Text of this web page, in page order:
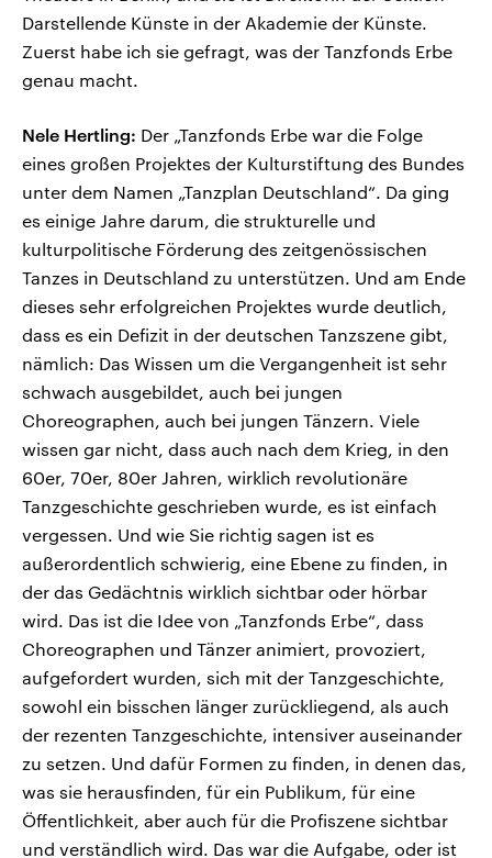
Darstellende Künste in der Akademie der Künste.
Zuerst habe ich sie gefragt, was der Tanzfonds Erbe
genau macht.
Nele Hertling: Der „Tanzfonds Erbe war die Folge
eines großen Projektes der Kulturstiftung des Bundes
unter dem Namen „Tanzplan Deutschland“. Da ging
es einige Jahre darum, die strukturelle und
kulturpolitische Förderung des zeitgenössischen
Tanzes in Deutschland zu unterstützen. Und am Ende
dieses sehr erfolgreichen Projektes wurde deutlich,
dass es ein Defizit in der deutschen Tanzszene gibt,
nämlich: Das Wissen um die Vergangenheit ist sehr
schwach ausgebildet, auch bei jungen
Choreographen, auch bei jungen Tänzern. Viele
wissen gar nicht, dass auch nach dem Krieg, in den
60er, 70er, 80er Jahren, wirklich revolutionäre
Tanzgeschichte geschrieben wurde, es ist einfach
vergessen. Und wie Sie richtig sagen ist es
außerordentlich schwierig, eine Ebene zu finden, in
der das Gedächtnis wirklich sichtbar oder hörbar
wird. Das ist die Idee von „Tanzfonds Erbe“, dass
Choreographen und Tänzer animiert, provoziert,
aufgefordert wurden, sich mit der Tanzgeschichte,
sowohl ein bisschen länger zurückliegend, als auch
der rezenten Tanzgeschichte, intensiver auseinander
zu setzen. Und dafür Formen zu finden, in denen das,
was sie herausfinden, für ein Publikum, für eine
Öffentlichkeit, aber auch für die Profiszene sichtbar
und verständlich wird. Das war die Aufgabe, oder ist